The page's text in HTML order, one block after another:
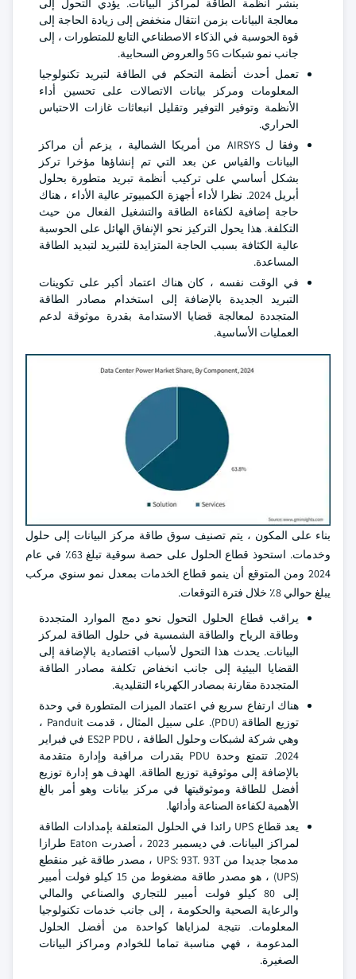
بنشر أنظمة الطاقة لمراكز البيانات. يؤدي التحول إلى
معالجة البيانات بزمن انتقال منخفض إلى زيادة الحاجة إلى
قوة الحوسبة في الذكاء الاصطناعي التابع للمتطورات ، إلى
جانب نمو شبكات 5G والعروض السحابية.
تعمل أحدث أنظمة التحكم في الطاقة لتبريد تكنولوجيا
المعلومات ومركز بيانات الاتصالات على تحسين أداء
الأنظمة وتوفير التوفير وتقليل انبعاثات غازات الاحتباس
الحراري.
وفقا ل AIRSYS من أمريكا الشمالية ، يزعم أن مراكز
البيانات والقياس عن بعد التي تم إنشاؤها مؤخرا تركز
بشكل أساسي على تركيب أنظمة تبريد متطورة بحلول
أبريل 2024. نظرا لأداء أجهزة الكمبيوتر عالية الأداء ، هناك
حاجة إضافية لكفاءة الطاقة والتشغيل الفعال من حيث
التكلفة. هذا يحول التركيز نحو الإنفاق الهائل على الحوسبة
عالية الكثافة بسبب الحاجة المتزايدة للتبريد لتبديد الطاقة
المساعدة.
في الوقت نفسه ، كان هناك اعتماد أكبر على تكوينات
التبريد الجديدة بالإضافة إلى استخدام مصادر الطاقة
المتجددة لمعالجة قضايا الاستدامة بقدرة موثوقة لدعم
العمليات الأساسية.
بناء على المكون ، يتم تصنيف سوق طاقة مركز البيانات إلى حلول
وخدمات. استحوذ قطاع الحلول على حصة سوقية تبلغ 63٪ في عام
2024 ومن المتوقع أن ينمو قطاع الخدمات بمعدل نمو سنوي مركب
يبلغ حوالي 8٪ خلال فترة التوقعات.
يراقب قطاع الحلول التحول نحو دمج الموارد المتجددة
وطاقة الرياح والطاقة الشمسية في حلول الطاقة لمركز
البيانات. يحدث هذا التحول لأسباب اقتصادية بالإضافة إلى
القضايا البيئية إلى جانب انخفاض تكلفة مصادر الطاقة
المتجددة مقارنة بمصادر الكهرباء التقليدية.
هناك ارتفاع سريع في اعتماد الميزات المتطورة في وحدة
توزيع الطاقة (PDU). على سبيل المثال ، قدمت Panduit ،
وهي شركة لشبكات وحلول الطاقة ، ES2P PDU في فبراير
2024. تتمتع وحدة PDU بقدرات مراقبة وإدارة متقدمة
بالإضافة إلى موثوقية توزيع الطاقة. الهدف هو إدارة توزيع
أفضل للطاقة وموثوقيتها في مركز بيانات وهو أمر بالغ
الأهمية لكفاءة الصناعة وأدائها.
يعد قطاع UPS رائدا في الحلول المتعلقة بإمدادات الطاقة
لمراكز البيانات. في ديسمبر 2023 ، أصدرت Eaton طرازا
مدمجا جديدا من UPS: 93T. 93T ، مصدر طاقة غير منقطع
(UPS) ، هو مصدر طاقة مضغوط من 15 كيلو فولت أمبير
إلى 80 كيلو فولت أمبير للتجاري والصناعي والمالي
والرعاية الصحية والحكومة ، إلى جانب خدمات تكنولوجيا
المعلومات. نتيجة لمزاياها كواحدة من أفضل الحلول
المدعومة ، فهي مناسبة تماما للخوادم ومراكز البيانات
الصغيرة.